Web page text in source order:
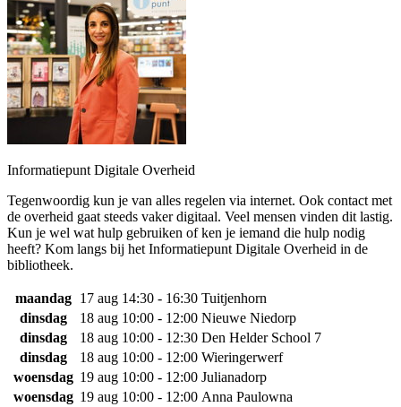
Informatiepunt Digitale Overheid
Tegenwoordig kun je van alles regelen via internet. Ook contact met
de overheid gaat steeds vaker digitaal. Veel mensen vinden dit lastig.
Kun je wel wat hulp gebruiken of ken je iemand die hulp nodig
heeft? Kom langs bij het Informatiepunt Digitale Overheid in de
bibliotheek.
maandag 17 aug 14:30 - 16:30 Tuitjenhorn
dinsdag
18 aug 10:00 - 12:00 Nieuwe Niedorp
dinsdag
18 aug 10:00 - 12:30 Den Helder School 7
dinsdag
18 aug 10:00 - 12:00 Wieringerwerf
woensdag 19 aug 10:00 - 12:00 Julianadorp
woensdag 19 aug 10:00 - 12:00 Anna Paulowna